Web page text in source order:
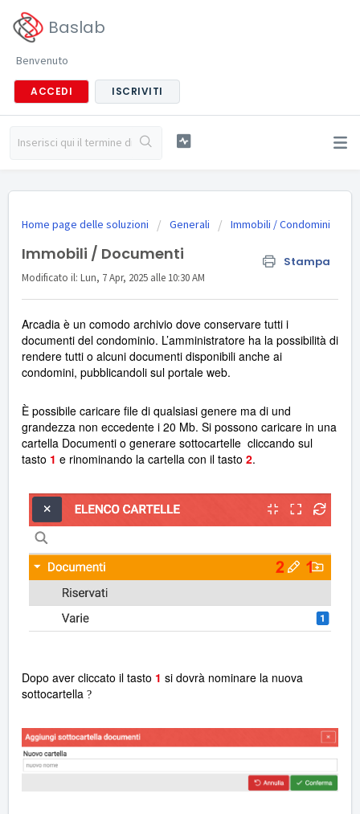
Baslab
Benvenuto
ACCEDI ISCRIVITI
Home page delle soluzioni Generali Immobili / Condomini
Immobili / Documenti Stampa
Modificato il: Lun, 7 Apr, 2025 alle 10:30 AM
Arcadia è un comodo archivio dove conservare tutti i
documenti del condominio. L’amministratore ha la possibilità di
rendere tutti o alcuni documenti disponibili anche ai
condomini, pubblicandoli sul portale web.
È possibile caricare file di qualsiasi genere ma di und
grandezza non eccedente i 20 Mb. Si possono caricare in una
cartella Documenti o generare sottocartelle cliccando sul
tasto 1 e rinominando la cartella con il tasto 2.
Dopo aver cliccato il tasto 1 si dovrà nominare la nuova
sottocartella ?